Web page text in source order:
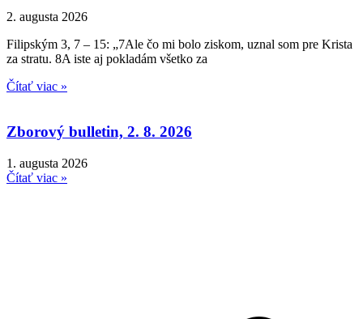
2. augusta 2026
Filipským 3, 7 – 15: „7Ale čo mi bolo ziskom, uznal som pre Krista
za stratu. 8A iste aj pokladám všetko za
Čítať viac »
Zborový bulletin, 2. 8. 2026
1. augusta 2026
Čítať viac »